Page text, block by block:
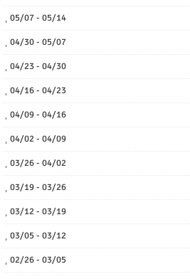
05/07 - 05/14
04/30 - 05/07
04/23 - 04/30
04/16 - 04/23
04/09 - 04/16
04/02 - 04/09
03/26 - 04/02
03/19 - 03/26
03/12 - 03/19
03/05 - 03/12
02/26 - 03/05